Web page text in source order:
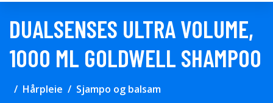
DUALSENSES ULTRA VOLUME,
1000 ML GOLDWELL SHAMPOO
Hårpleie Sjampo og balsam